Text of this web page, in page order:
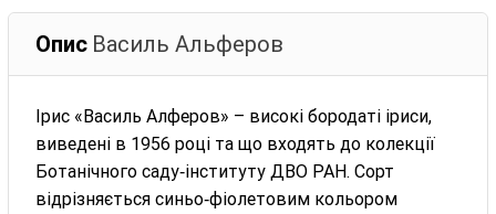
Опис Василь Альферов
Ірис «Василь Алферов» – високі бородаті іриси,
виведені в 1956 році та що входять до колекції
Ботанічного саду‑інституту ДВО РАН. Сорт
відрізняється синьо‑фіолетовим кольором